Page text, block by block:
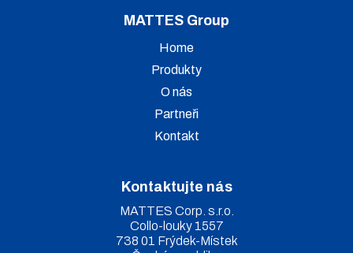
MATTES Group
Home
Produkty
O nás
Partneři
Kontakt
Kontaktujte nás
MATTES Corp. s.r.o.
Collo-louky 1557
738 01 Frýdek-Místek